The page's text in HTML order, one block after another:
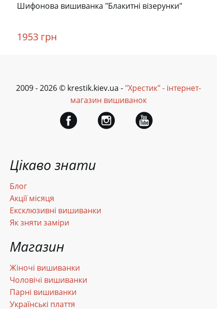
Шифонова вишиванка "Блакитні візерунки"
1953 грн
Цікаво знати
Блог
Акції місяця
Ексклюзивні вишиванки
Як зняти заміри
Магазин
Жіночі вишиванки
Чоловічі вишиванки
Парні вишиванки
Українські плаття
2009 - 2026 © krestik.kiev.ua - "Хрестик" - інтернет-
магазин вишиванок